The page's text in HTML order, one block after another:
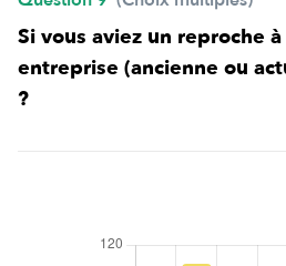
Si vous aviez un reproche
entreprise (ancienne ou
?